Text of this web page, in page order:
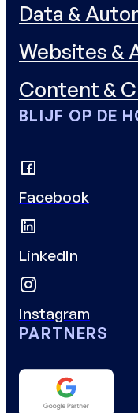
Data &
Websites &
Content &
BLIJF OP DE
Facebook
LinkedIn
Instagram
PARTNERS